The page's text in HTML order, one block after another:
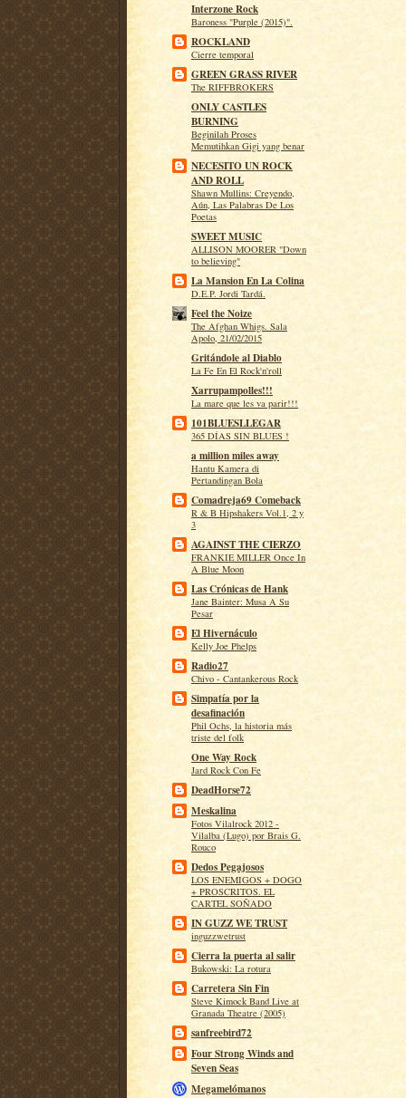
Interzone Rock
Baroness "Purple (2015)".
ROCKLAND
Cierre temporal
GREEN GRASS RIVER
The RIFFBROKERS
ONLY CASTLES
BURNING
Beginilah Proses
Memutihkan Gigi yang benar
NECESITO UN ROCK
AND ROLL
Shawn Mullins: Creyendo,
Aún, Las Palabras De Los
Poetas
SWEET MUSIC
ALLISON MOORER "Down
to believing"
La Mansion En La Colina
D.E.P. Jordi Tardá.
Feel the Noize
The Afghan Whigs. Sala
Apolo, 21/02/2015
Gritándole al Diablo
La Fe En El Rock'n'roll
Xarrupampolles!!!
La mare que les va parir!!!
101BLUESLLEGAR
365 DÍAS SIN BLUES !
a million miles away
Hantu Kamera di
Pertandingan Bola
Comadreja69 Comeback
R & B Hipshakers Vol.1, 2 y
3
AGAINST THE CIERZO
FRANKIE MILLER Once In
A Blue Moon
Las Crónicas de Hank
Jane Bainter: Musa A Su
Pesar
El Hivernáculo
Kelly Joe Phelps
Radio27
Chivo - Cantankerous Rock
Simpatía por la
desafinación
Phil Ochs, la historia más
triste del folk
One Way Rock
Jard Rock Con Fe
DeadHorse72
Meskalina
Fotos Vilalrock 2012 -
Vilalba (Lugo) por Brais G.
Rouco
Dedos Pegajosos
LOS ENEMIGOS + DOGO
+ PROSCRITOS. EL
CARTEL SOÑADO
IN GUZZ WE TRUST
inguzzwetrust
Cierra la puerta al salir
Bukowski: La rotura
Carretera Sin Fin
Steve Kimock Band Live at
Granada Theatre (2005)
sanfreebird72
Four Strong Winds and
Seven Seas
Megamelómanos